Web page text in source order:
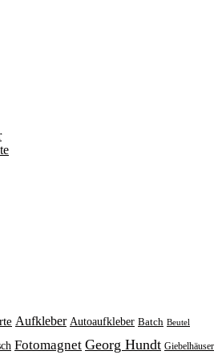
Aufkleber Autoaufkleber Batch Beutel
Fotomagnet Georg Hundt Giebelhäuser